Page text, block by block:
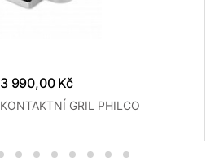
3 990,00 Kč
GRIL PHILCO